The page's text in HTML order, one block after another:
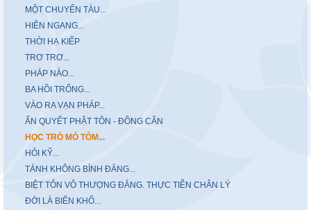
MỘT CHUYẾN TÀU...
HIÊN NGANG...
THỜI HẠ KIẾP
TRƠ TRƠ...
PHÁP NÀO...
BA HỒI TRỐNG...
VÀO RA VẠN PHÁP...
ẤN QUYẾT PHẬT TÔN - ĐỒNG CÂN
HỌC TRÒ MÒ TÔM...
HỎI KỸ...
TÁNH KHÔNG BÌNH ĐẲNG...
BIỆT TÔN VÔ THƯỢNG ĐẲNG. THỰC TIỄN CHÂN LÝ
ĐỜI LÀ BIỂN KHỔ...